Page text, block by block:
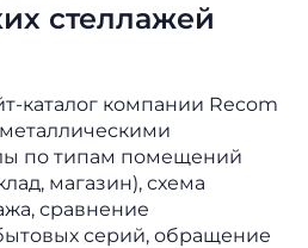
стеллажей
каталог компании Recom
по типам помещений
магазин), схема
сравнение
серий, обращение